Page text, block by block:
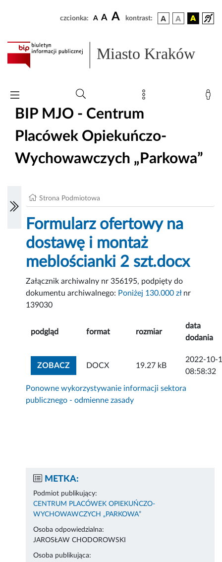
czcionka: A A A kontrast:
Miasto Kraków
BIP MJO - Centrum
Placówek Opiekuńczo-
Wychowawczych „Parkowa”
Strona Podmiotowa
Formularz ofertowy na
dostawę i montaż
meblościanki 2 szt.docx
Załącznik archiwalny nr 356195, podpięty do
dokumentu archiwalnego: Poniżej 130.000 złnr
139030
podgląd format rozmiar
data
dodania
ZOBACZZOBACZ ZAŁĄCZNIK
DOCX 19.27 kB
2022-10-
08:58:32
Ponowne wykorzystywanie informacji sektora
publicznego - odmienne zasady
METKA:
Podmiot publikujący:
CENTRUM PLACÓWEK OPIEKUŃCZO-
WYCHOWAWCZYCH „PARKOWA”
Osoba odpowiedzialna:
JAROSŁAW CHODOROWSKI
Osoba publikująca: